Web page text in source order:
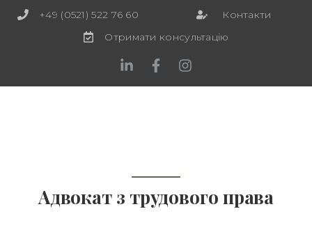
+49 (0521) 522 76 60
Контакти
Отримати консультацiю
Адвокат з трудового права